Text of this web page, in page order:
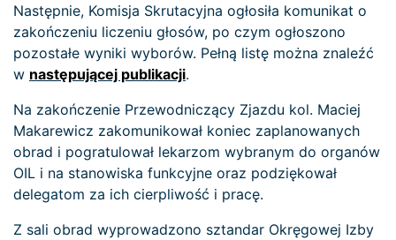
Następnie, Komisja Skrutacyjna ogłosiła komunikat o
zakończeniu liczeniu głosów, po czym ogłoszono
pozostałe wyniki wyborów. Pełną listę można znaleźć
w następującej publikacji.
Na zakończenie Przewodniczący Zjazdu kol. Maciej
Makarewicz zakomunikował koniec zaplanowanych
obrad i pogratulował lekarzom wybranym do organów
OIL i na stanowiska funkcyjne oraz podziękował
delegatom za ich cierpliwość i pracę.
Z sali obrad wyprowadzono sztandar Okręgowej Izby